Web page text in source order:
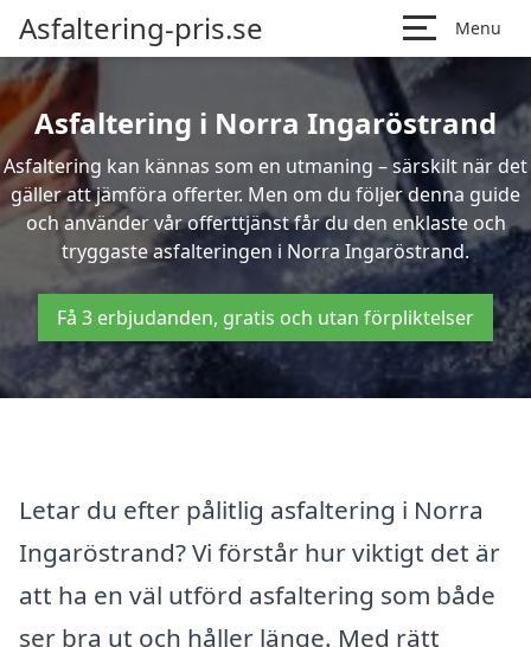
Asfaltering-pris.se Menu
Asfaltering i Norra Ingaröstrand
Asfaltering kan kännas som en utmaning – särskilt när det
gäller att jämföra offerter. Men om du följer denna guide
och använder vår offerttjänst får du den enklaste och
tryggaste asfalteringen i Norra Ingaröstrand.
Få 3 erbjudanden, gratis och utan förpliktelser
Letar du efter pålitlig asfaltering i Norra
Ingaröstrand? Vi förstår hur viktigt det är
att ha en väl utförd asfaltering som både
ser bra ut och håller länge. Med rätt